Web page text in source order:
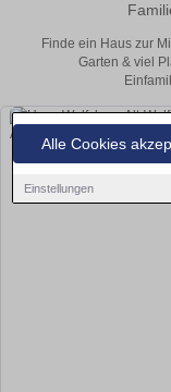
Alle Cookies
Einstellungen
Finde ein Haus zur
Garten & viel